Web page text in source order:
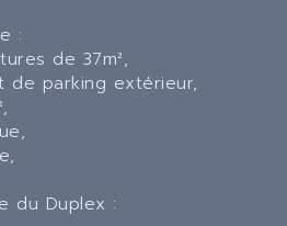
:
de 37m²,
de parking extérieur,
du Duplex :